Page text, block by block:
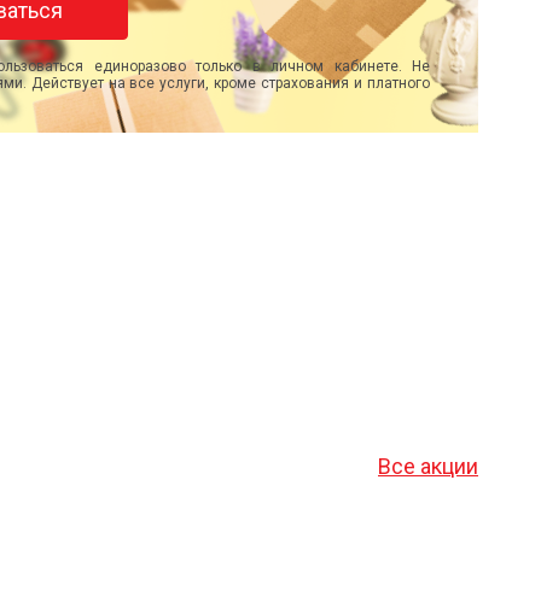
единоразово только в личном кабинете. Не
Действует на все услуги, кроме страхования и платного
Все акции